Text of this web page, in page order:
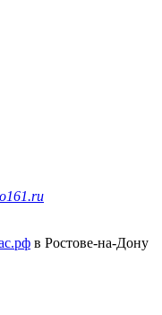
в Ростове-на-Дону